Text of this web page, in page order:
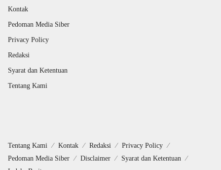
Kontak
Pedoman Media Siber
Privacy Policy
Redaksi
Syarat dan Ketentuan
Tentang Kami
Tentang Kami Kontak Redaksi
Privacy Policy
Pedoman Media Siber
Disclaimer
Syarat dan Ketentuan